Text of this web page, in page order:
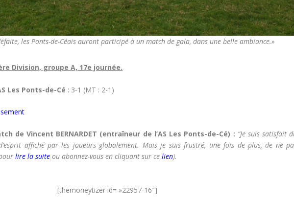
les Ponts-de-Céais auront participé à un match de gala, dans une belle ambiance.»
Division, groupe A, 17e journée.
Les Ponts-de-Cé : 3-1 (MT : 2-1)
de Vincent BERNARDET (entraîneur de l’AS Les Ponts-de-Cé) : “Je suis satisfait
affiché par les joueurs globalement. Mais je suis frustré, une fois de plus, de ne
lire la suite ou abonnez-vous en cliquant sur celien).
[themoneytizer id= »22957-16″]